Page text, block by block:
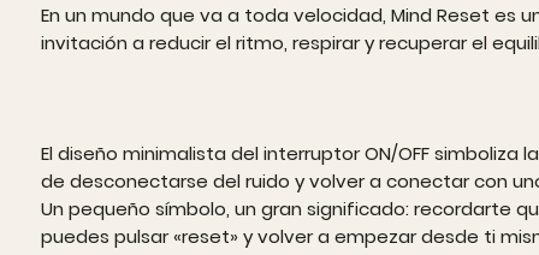
En un mundo que va a toda velocidad, Mind Reset es
invitación a reducir el ritmo, respirar y recuperar el
El diseño minimalista del interruptor ON/OFF simboliza
de desconectarse del ruido y volver a conectar con
Un pequeño símbolo, un gran significado: recordarte
puedes pulsar «reset» y volver a empezar desde ti